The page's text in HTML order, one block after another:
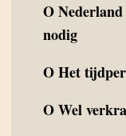
O
nodig
OHet
OWel